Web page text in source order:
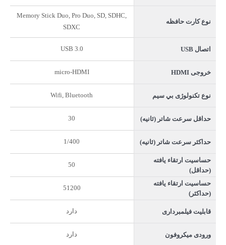
نوع کارت حافظه
Memory Stick Duo, Pro Duo, SD, SDHC,
SDXC
اتصال USB USB 3.0
خروجی HDMI micro-HDMI
نوع تکنولوژی بي سيم Wifi, Bluetooth
حداقل سرعت شاتر (ثانیه) 30
حداکثر سرعت شاتر (ثانیه) 1/400
حساسیت ارتقاء یافته
(حداقل)
50
حساسیت ارتقاء یافته
(حداکثر)
51200
قابلیت فیلمبرداری دارد
ورودی میکروفون دارد